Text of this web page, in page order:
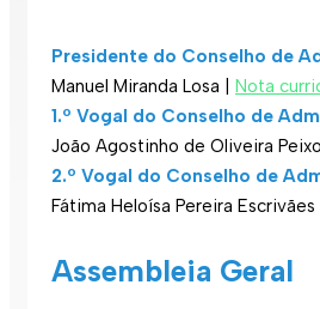
Presidente do Conselho de
Manuel Miranda Losa | Nota
1.º Vogal do Conselho de
João Agostinho de Oliveira
2.º Vogal do Conselho de
Fátima Heloísa Pereira Escrivães |
Assembleia Geral